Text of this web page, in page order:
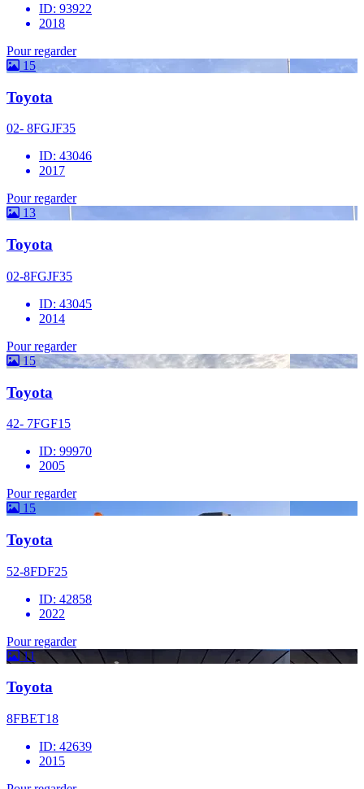
ID: 93922
2018
Pour regarder
15
Toyota
02- 8FGJF35
ID: 43046
2017
Pour regarder
13
Toyota
02-8FGJF35
ID: 43045
2014
Pour regarder
15
Toyota
42- 7FGF15
ID: 99970
2005
Pour regarder
15
Toyota
52-8FDF25
ID: 42858
2022
Pour regarder
11
Toyota
8FBET18
ID: 42639
2015